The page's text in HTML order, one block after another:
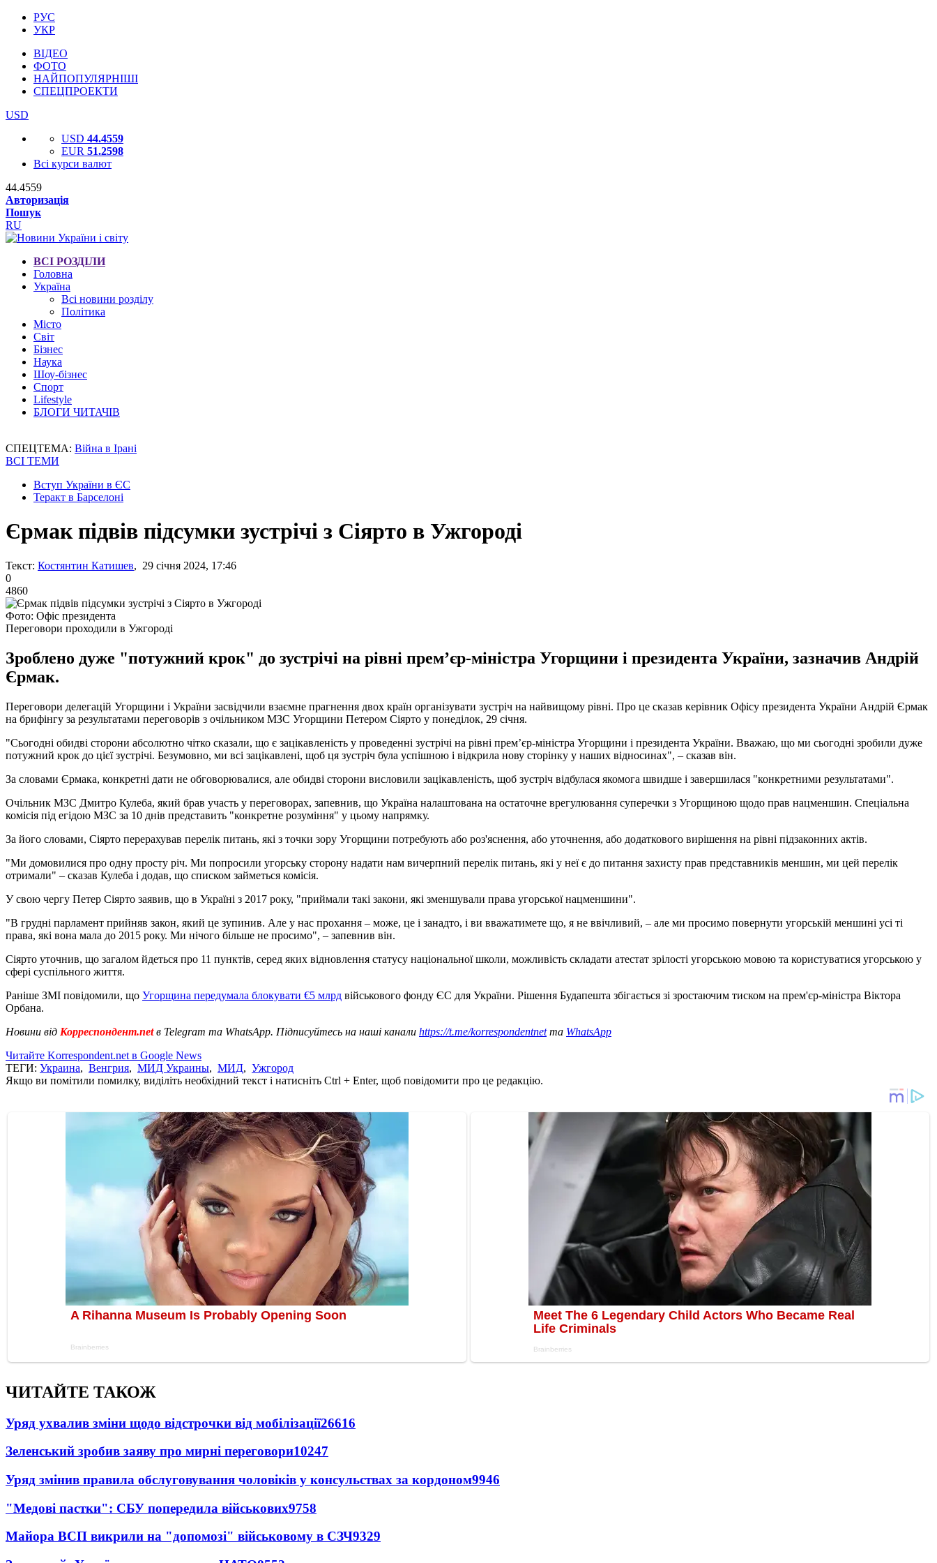
РУС
УКР
ВІДЕО
ФОТО
НАЙПОПУЛЯРНІШІ
СПЕЦПРОЕКТИ
USD
USD 44.4559
EUR 51.2598
Всі курси валют
44.4559
Авторизація
Пошук
RU
ВСІ РОЗДІЛИ
Головна
Україна
Всі новини розділу
Політика
Місто
Світ
Бізнес
Наука
Шоу-бізнес
Спорт
Lifestyle
БЛОГИ ЧИТАЧІВ
СПЕЦТЕМА: Війна в Ірані
ВСІ ТЕМИ
Вступ України в ЄС
Теракт в Барселоні
Єрмак підвів підсумки зустрічі з Сіярто в Ужгороді
Текст: Костянтин Катишев, 29 січня 2024, 17:46
0
4860
Фото: Офіс президента
Переговори проходили в Ужгороді
Зроблено дуже "потужний крок" до зустрічі на рівні прем’єр-міністра Угорщини і президента України, зазначив Андрій
Єрмак.
Переговори делегацій Угорщини і України засвідчили взаємне прагнення двох країн організувати зустріч на найвищому рівні. Про це сказав керівник Офісу президента України Андрій Єрмак
на брифінгу за результатами переговорів з очільником МЗС Угорщини Петером Сіярто у понеділок, 29 січня.
"Сьогодні обидві сторони абсолютно чітко сказали, що є зацікавленість у проведенні зустрічі на рівні прем’єр-міністра Угорщини і президента України. Вважаю, що ми сьогодні зробили дуже
потужний крок до цієї зустрічі. Безумовно, ми всі зацікавлені, щоб ця зустріч була успішною і відкрила нову сторінку у наших відносинах", – сказав він.
За словами Єрмака, конкретні дати не обговорювалися, але обидві сторони висловили зацікавленість, щоб зустріч відбулася якомога швидше і завершилася "конкретними результатами".
Очільник МЗС Дмитро Кулеба, який брав участь у переговорах, запевнив, що Україна налаштована на остаточне врегулювання суперечки з Угорщиною щодо прав нацменшин. Спеціальна
комісія під егідою МЗС за 10 днів представить "конкретне розуміння" у цьому напрямку.
За його словами, Сіярто перерахував перелік питань, які з точки зору Угорщини потребують або роз'яснення, або уточнення, або додаткового вирішення на рівні підзаконних актів.
"Ми домовилися про одну просту річ. Ми попросили угорську сторону надати нам вичерпний перелік питань, які у неї є до питання захисту прав представників меншин, ми цей перелік
отримали" – сказав Кулеба і додав, що списком займеться комісія.
У свою чергу Петер Сіярто заявив, що в Україні з 2017 року, "приймали такі закони, які зменшували права угорської нацменшини".
"В грудні парламент прийняв закон, який це зупинив. Але у нас прохання – може, це і занадто, і ви вважатимете що, я не ввічливий, – але ми просимо повернути угорській меншині усі ті
права, які вона мала до 2015 року. Ми нічого більше не просимо", – запевнив він.
Сіярто уточнив, що загалом йдеться про 11 пунктів, серед яких відновлення статусу національної школи, можливість складати атестат зрілості угорською мовою та користуватися угорською у
сфері суспільного життя.
Раніше ЗМІ повідомили, що Угорщина передумала блокувати €5 млрд військового фонду ЄС для України. Рішення Будапешта збігається зі зростаючим тиском на прем'єр-міністра Віктора
Орбана.
Новини від Корреспондент.netв Telegram та WhatsApp. Підписуйтесь на наші канали https://t.me/korrespondentnetта WhatsApp
Читайте Korrespondent.net в Google News
ТЕГИ: Украина, Венгрия, МИД Украины, МИД, Ужгород
Якщо ви помітили помилку, виділіть необхідний текст і натисніть Ctrl + Enter, щоб повідомити про це редакцію.
ЧИТАЙТЕ ТАКОЖ
Уряд ухвалив зміни щодо відстрочки від мобілізації26616
Зеленський зробив заяву про мирні переговори10247
Уряд змінив правила обслуговування чоловіків у консульствах за кордоном9946
"Медові пастки": СБУ попередила військових9758
Майора ВСП викрили на "допомозі" військовому в СЗЧ9329